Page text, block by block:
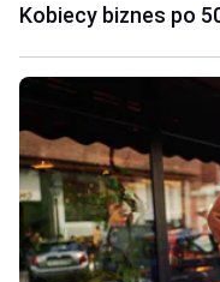
Kobiecy biznes po